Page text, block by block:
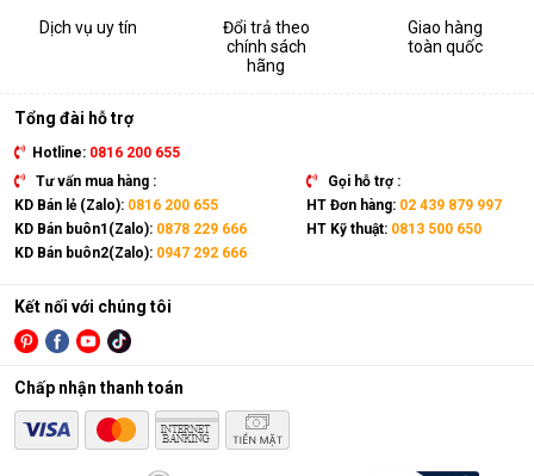
Dịch vụ uy tín
Đổi trả theo
chính sách
hãng
Giao hàng
toàn quốc
Tổng đài hỗ trợ
Hotline: 0816 200 655
Tư vấn mua hàng :
KD Bán lẻ (Zalo): 0816 200 655
KD Bán buôn1(Zalo): 0878 229 666
KD Bán buôn2(Zalo): 0947 292 666
Gọi hỗ trợ :
HT Đơn hàng: 02 439 879 997
HT Kỹ thuật: 0813 500 650
Kết nối với chúng tôi
Chấp nhận thanh toán